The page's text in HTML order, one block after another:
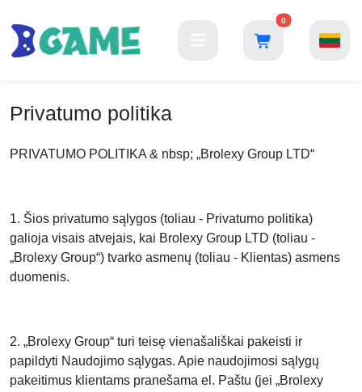
0
Privatumo politika
PRIVATUMO POLITIKA & nbsp; „Brolexy Group LTD“
1. Šios privatumo sąlygos (toliau - Privatumo politika)
galioja visais atvejais, kai Brolexy Group LTD (toliau -
„Brolexy Group“) tvarko asmenų (toliau - Klientas) asmens
duomenis.
2. „Brolexy Group“ turi teisę vienašališkai pakeisti ir
papildyti Naudojimo sąlygas. Apie naudojimosi sąlygų
pakeitimus klientams pranešama el. Paštu (jei „Brolexy